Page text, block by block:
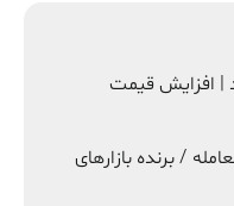
| افزایش قیمت
/ برنده بازارهای